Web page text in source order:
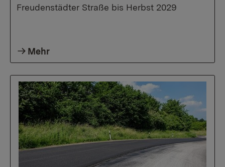
Freudenstädter Straße bis Herbst 2029
Mehr